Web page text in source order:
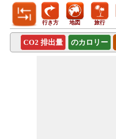
行き方 地図 旅行
CO2 排出量 のカロリー